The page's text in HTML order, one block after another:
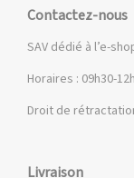
Contactez-nous
SAV dédié à l’e-
Horaires : 09h30-
Droit de
Livraison